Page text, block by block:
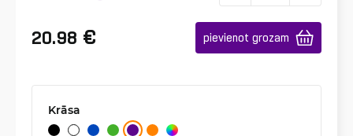
20.98 € pievienot grozam
Krāsa